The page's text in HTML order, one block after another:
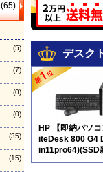
(65)
(5)
(7)
(0)
(0)
(35)
(15)
デスク
HP 【即納パソコ
iteDesk 800 G4
in11pro64)(SSD
D8